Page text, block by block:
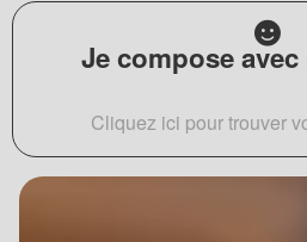
Je compose
Cliquez ici pour trouver